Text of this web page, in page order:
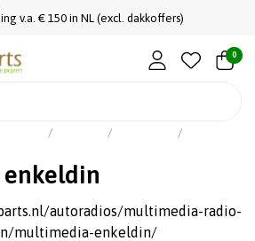
v.a. € 150 in NL (excl. dakkoffers)
0
autoradios/multimedia-radio-
multimedia-enkeldin/